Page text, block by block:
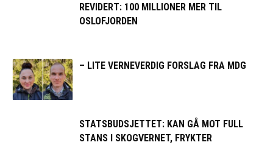
REVIDERT: 100 MILLIONER MER TIL
OSLOFJORDEN
– LITE VERNEVERDIG FORSLAG FRA MDG
STATSBUDSJETTET: KAN GÅ MOT FULL
STANS I SKOGVERNET, FRYKTER